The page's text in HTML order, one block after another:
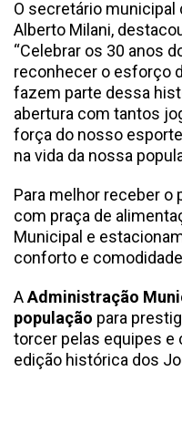
O secretário municipal
Alberto Milani,
“Celebrar os 30 anos
reconhecer o esforço
fazem parte dessa
abertura com tantos
força do nosso
na vida da nossa
Para melhor receber o
com praça de
Municipal e
conforto e
AAdministração
população para
torcer pelas equipes e
edição histórica dos